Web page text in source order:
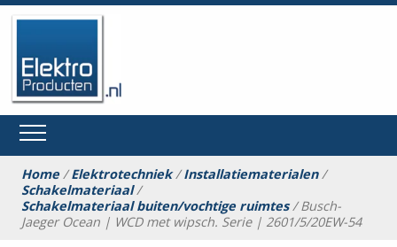
Home/Elektrotechniek/Installatiematerialen/
Schakelmateriaal/
Schakelmateriaal buiten/vochtige ruimtes/ Busch-
Jaeger Ocean | WCD met wipsch. Serie | 2601/5/20EW-54